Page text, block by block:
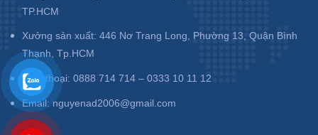
TP.HCM
Xưởng sản xuất: 446 Nơ Trang Long, Phường 13, Quận Bình
Thạnh, Tp.HCM
Điện thoại: 0888 714 714 – 0333 10 11 12
Email: nguyenad2006@gmail.com